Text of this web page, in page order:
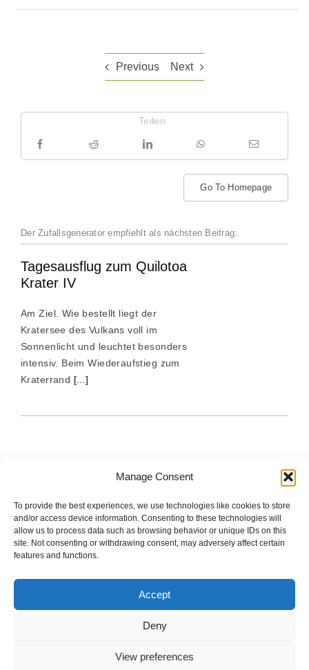
Manage Consent
To provide the best experiences, we use technologies like cookies to store
and/or access device information. Consenting to these technologies will
allow us to process data such as browsing behavior or unique IDs on this
site. Not consenting or withdrawing consent, may adversely affect certain
features and functions.
Accept
Deny
View preferences
Previous Next
Teilen
Go To Homepage
Der Zufallsgenerator empfiehlt als nächsten Beitrag:
Tagesausflug zum Quilotoa
Krater IV
Am Ziel. Wie bestellt liegt der
Kratersee des Vulkans voll im
Sonnenlicht und leuchtet besonders
intensiv. Beim Wiederaufstieg zum
Kraterrand [...]
The good stuff is on Spotify.
Impressum
Datenschutzerklärung
Cookie Policy (EU)